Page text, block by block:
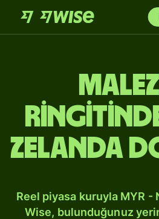
Zelanda
Reel piyasa kuruyla MYR -
Wise, bulunduğunuz